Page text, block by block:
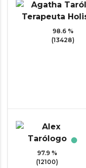
98.6 %
(13428)
97.9 %
(12100)